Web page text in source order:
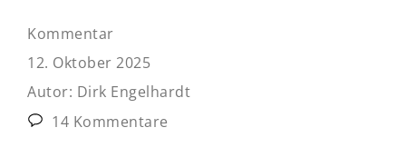
Kommentar
12. Oktober 2025
Autor: Dirk Engelhardt
14 Kommentare